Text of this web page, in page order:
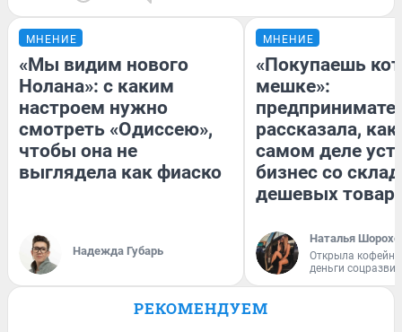
МНЕНИЕ
«Мы видим нового
Нолана»: с каким
настроем нужно
смотреть «Одиссею»,
чтобы она не
выглядела как фиаско
Надежда Губарь
МНЕНИЕ
«Покупаешь
мешке»:
рассказала, как
самом деле
бизнес со
дешевых
Наталья
Открыла
деньги
РЕКОМЕНДУЕМ